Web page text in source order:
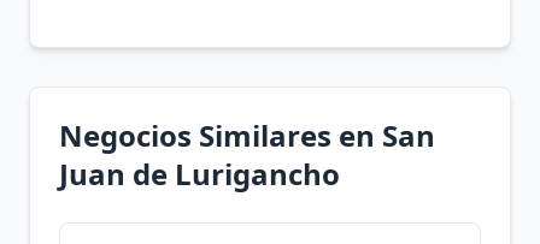
Negocios Similares en San
Juan de Lurigancho